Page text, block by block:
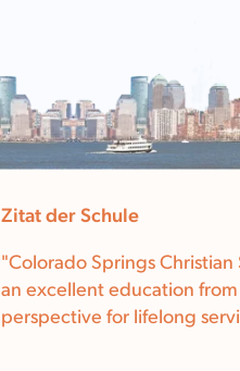
Zitat der Schule
"Colorado Springs
an excellent education
perspective for lifelong